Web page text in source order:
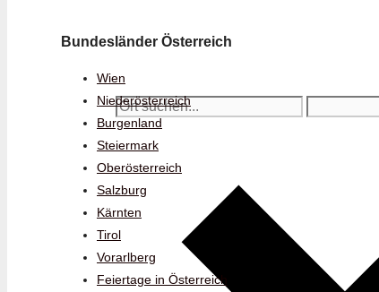
Bundesländer Österreich
Wien
Niederösterreich
Burgenland
Steiermark
Oberösterreich
Salzburg
Kärnten
Tirol
Vorarlberg
Feiertage in Österreich